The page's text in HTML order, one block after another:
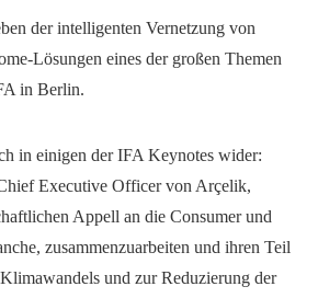
der intelligenten Vernetzung von
Lösungen eines der großen Themen
in Berlin.
in einigen der IFA Keynotes wider:
Executive Officer von Arçelik,
Appell an die Consumer und
zusammenzuarbeiten und ihren Teil
und zur Reduzierung der